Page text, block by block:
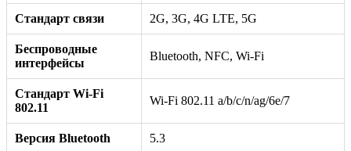
Стандарт связи 2G, 3G, 4G LTE, 5G
Беспроводные
интерфейсы
Bluetooth, NFC, Wi-Fi
Стандарт Wi-Fi
802.11
Wi-Fi 802.11 a/b/c/n/ag/6e/7
Версия Bluetooth 5.3